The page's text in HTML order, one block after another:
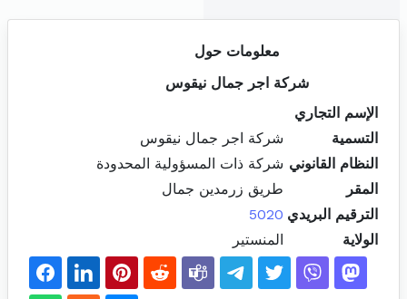
معلومات حول
شركة اجر جمال نيقوس
الإسم التجاري
التسمية
شركة اجر جمال نيقوس
النظام القانوني شركة ذات المسؤولية المحدودة
المقر
طريق زرمدين جمال
الترقيم البريدي 5020
الولاية
المنستير